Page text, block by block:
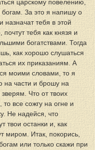
царскому повелению,
За это я напишу о
назначат тебя в этой
тебя как князя и
богатствами. Тогда
как хорошо слушаться
их приказаниям. А
моими словами, то я
на части и брошу на
Что от твоих
то все сожгу на огне и
Не надейся, что
твои останки и, как
миром. Итак, покорись,
или только скажи при